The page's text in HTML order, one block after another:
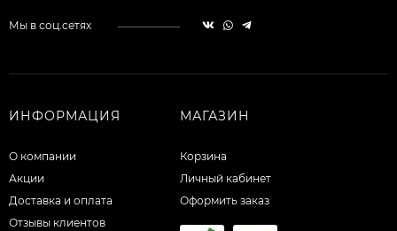
Мы в соц.сетях
ИНФОРМАЦИЯ
О компании
Акции
Доставка и оплата
Отзывы клиентов
МАГАЗИН
Корзина
Личный кабинет
Оформить заказ